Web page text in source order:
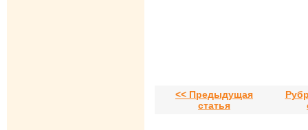
<< Предыдущая
статья